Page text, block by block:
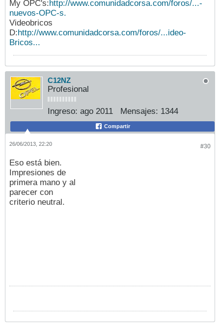
My OPC's:http://www.comunidadcorsa.com/foros/...-
nuevos-OPC-s.
Videobricos
D:http://www.comunidadcorsa.com/foros/...ideo-
Bricos...
C12NZ
Profesional
Ingreso: ago 2011 Mensajes: 1344
Compartir
#30
26/06/2013, 22:20
Eso está bien.
Impresiones de
primera mano y al
parecer con
criterio neutral.